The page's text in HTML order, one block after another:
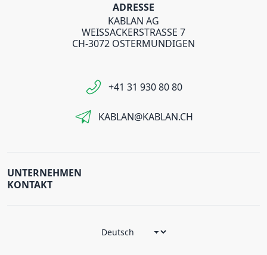
ADRESSE
KABLAN AG
WEISSACKERSTRASSE 7
CH-3072 OSTERMUNDIGEN
+41 31 930 80 80
KABLAN@KABLAN.CH
UNTERNEHMEN
KONTAKT